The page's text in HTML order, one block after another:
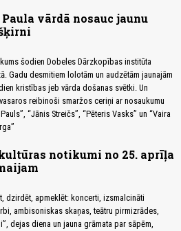
Paula vārdā nosauc jaunu
šodien Dobeles Dārzkopības institūta
Gadu desmitiem lolotām un audzētām jaunajām
kristības jeb vārda došanas svētki. Un
reibinoši smaržos ceriņi ar nosaukumu
“Jānis Streičs”, “Pēteris Vasks” un “Vaira
kultūras notikumi no 25. aprīļa
dzirdēt, apmeklēt: koncerti, izsmalcināti
ambisoniskas skaņas, teātru pirmizrādes,
dejas diena un jauna grāmata par sāpēm,